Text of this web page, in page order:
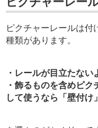
ピクチャーレールは付
種類があります。
・レールが目立たない
・飾るものを含めピ
して使うなら「壁付け」